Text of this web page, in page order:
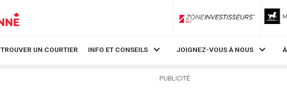
ZoneInvestisseurs RLP
TROUVER UN COURTIER INFO ET CONSEILS JOIGNEZ-VOUS À NOUS
PUBLICITÉ